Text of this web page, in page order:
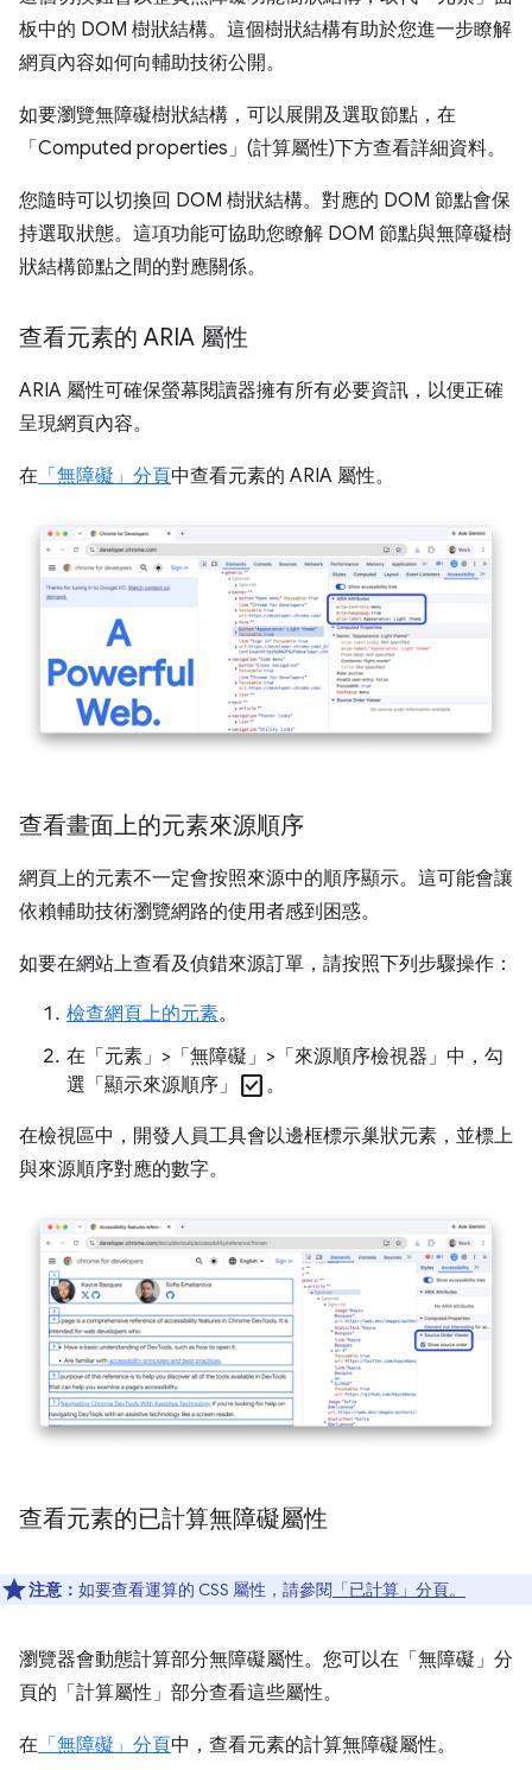
板中的 DOM 樹狀結構。這個樹狀結構有助於您進一步瞭解
網頁內容如何向輔助技術公開。
如要瀏覽無障礙樹狀結構，可以展開及選取節點，在
「Computed properties」(計算屬性)下方查看詳細資料。
您隨時可以切換回 DOM 樹狀結構。對應的 DOM 節點會保
持選取狀態。這項功能可協助您瞭解 DOM 節點與無障礙樹
狀結構節點之間的對應關係。
查看元素的 ARIA 屬性
ARIA 屬性可確保螢幕閱讀器擁有所有必要資訊，以便正確
呈現網頁內容。
在 「無障礙」分頁中查看元素的 ARIA 屬性。
查看畫面上的元素來源順序
網頁上的元素不一定會按照來源中的順序顯示。這可能會讓
依賴輔助技術瀏覽網路的使用者感到困惑。
如要在網站上查看及偵錯來源訂單，請按照下列步驟操作：
檢查網頁上的元素。
在「元素」>「無障礙」>「來源順序檢視器」中，勾
選「顯示來源順序」 check_box 。
在檢視區中，開發人員工具會以邊框標示巢狀元素，並標上
與來源順序對應的數字。
查看元素的已計算無障礙屬性
注意： 如要查看運算的 CSS 屬性，請參閱 「已計算」分頁。
瀏覽器會動態計算部分無障礙屬性。您可以在「無障礙」分
頁的「計算屬性」部分查看這些屬性。
在 「無障礙」分頁中，查看元素的計算無障礙屬性。